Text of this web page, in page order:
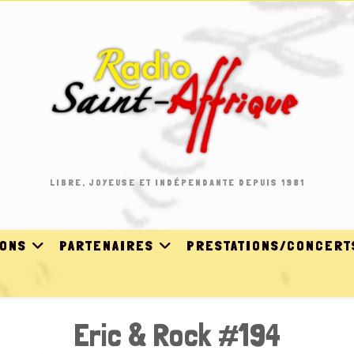
LIBRE, JOYEUSE ET INDÉPENDANTE DEPUIS 1981
PARTENAIRES PRESTATIONS/
Eric & Rock #194